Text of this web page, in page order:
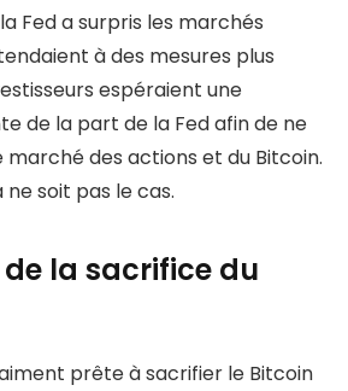
Fed a surpris les marchés
à des mesures plus
espéraient une
de la part de la Fed afin de ne
marché des actions et du Bitcoin.
soit pas le cas.
la sacrifice du
prête à sacrifier le Bitcoin